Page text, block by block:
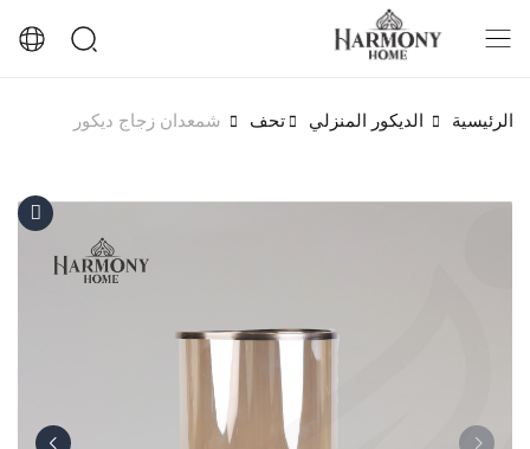
الرئيسية الديكور المنزلي تحف شمعدان زجاج ديكور